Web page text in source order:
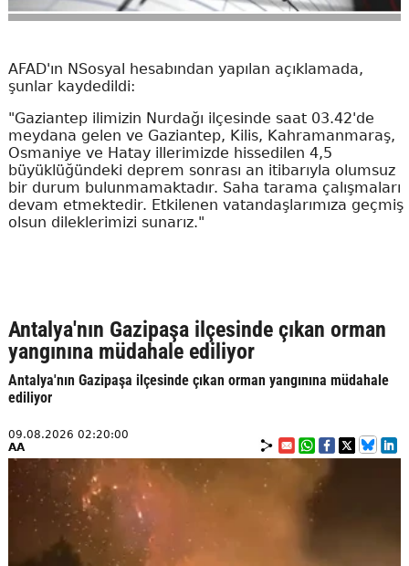
AFAD'ın NSosyal hesabından yapılan açıklamada,
şunlar kaydedildi:
"Gaziantep ilimizin Nurdağı ilçesinde saat 03.42'de
meydana gelen ve Gaziantep, Kilis, Kahramanmaraş,
Osmaniye ve Hatay illerimizde hissedilen 4,5
büyüklüğündeki deprem sonrası an itibarıyla olumsuz
bir durum bulunmamaktadır. Saha tarama çalışmaları
devam etmektedir. Etkilenen vatandaşlarımıza geçmiş
olsun dileklerimizi sunarız."
Antalya'nın Gazipaşa ilçesinde çıkan orman
yangınına müdahale ediliyor
Antalya'nın Gazipaşa ilçesinde çıkan orman yangınına müdahale
ediliyor
09.08.2026 02:20:00
AA